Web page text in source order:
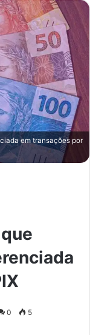
em transações por
0 5